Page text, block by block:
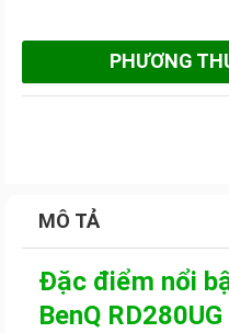
PHƯƠNG
MÔ TẢ
Đặc điểm nổi
BenQ